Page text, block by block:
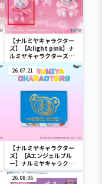
【ナルミヤキャラクター
ズ】【A:light pink】ナ
ルミヤキャラクターズ
mezzo piano ぬいぐる
みマスコット ～Ribbon
26.07.21
【ナルミヤキャラクター
ズ】【Aエンジェルブル
ー】ナルミヤキャラクタ
ーズ ミニウォレット
26.08.06